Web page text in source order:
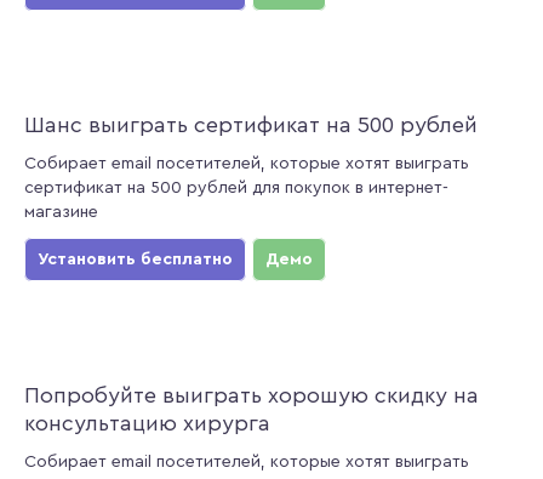
Шанс выиграть сертификат на 500 рублей
Собирает email посетителей, которые хотят выиграть
сертификат на 500 рублей для покупок в интернет-
магазине
Установить бесплатно Демо
Попробуйте выиграть хорошую скидку на
консультацию хирурга
Собирает email посетителей, которые хотят выиграть